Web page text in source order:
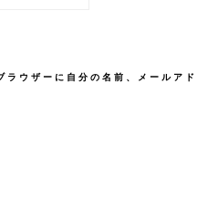
ラウザーに自分の名前、メールアド